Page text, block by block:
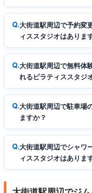
大街道駅周辺で予約変
ィススタジオはありま
大街道駅周辺で無料体
れるピラティススタジ
大街道駅周辺で駐車場
ますか？
大街道駅周辺でシャワ
ィススタジオはありま